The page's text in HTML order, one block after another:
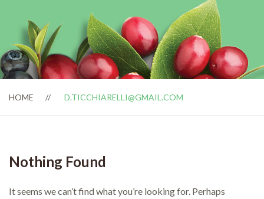
HOME D.TICCHIARELLI@GMAIL.COM
Nothing Found
It seems we can’t find what you’re looking for. Perhaps